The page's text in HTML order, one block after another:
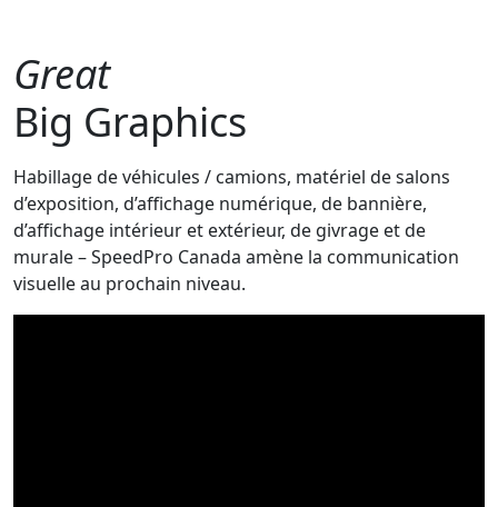
Great
Big Graphics
Habillage de véhicules / camions, matériel de salons
d’exposition, d’affichage numérique, de bannière,
d’affichage intérieur et extérieur, de givrage et de
murale – SpeedPro Canada amène la communication
visuelle au prochain niveau.